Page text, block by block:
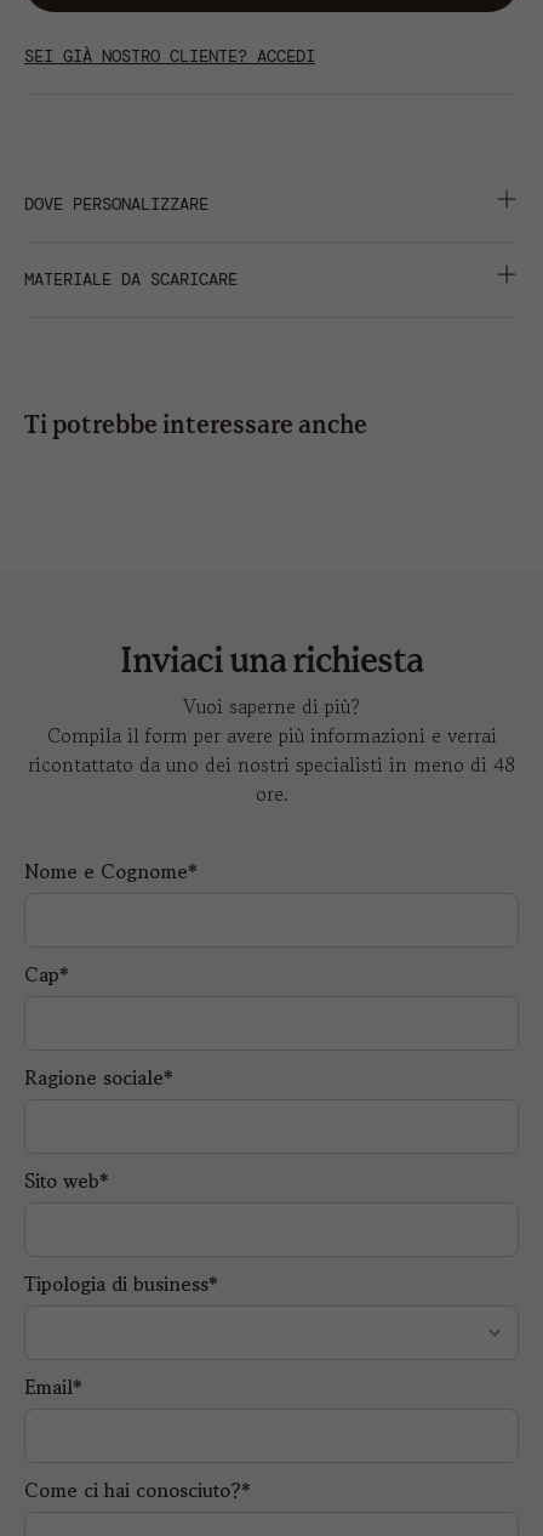
SEI GIÀ NOSTRO CLIENTE? ACCEDI
DOVE PERSONALIZZARE
cm
cm
MATERIALE DA SCARICARE
Ti potrebbe interessare anche
Inviaci una richiesta
Vuoi saperne di più?
Compila il form per avere più informazioni e verrai
ricontattato da uno dei nostri specialisti in meno di 48
ore.
Nome e Cognome*
Cap*
Ragione sociale*
Sito web*
Tipologia di business*
Email*
Come ci hai conosciuto?*